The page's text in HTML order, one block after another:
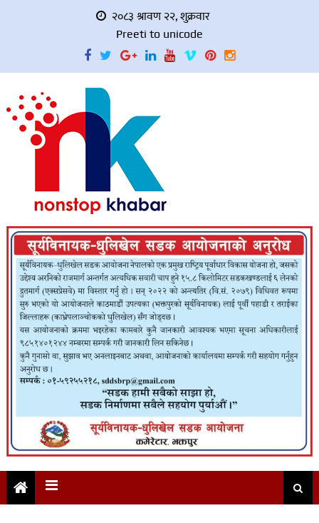
२०८३ श्रावण २२, शुक्रवार
Preeti to unicode